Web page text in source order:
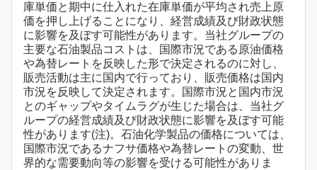
庫単価と期中に仕入れた在庫単価が平均され売上原
価を押し上げることになり、経営成績及び財政状態
に影響を及ぼす可能性があります。当社グループの
主要な石油製品コストは、国際市況である原油価格
や為替レートを反映した形で決定されるのに対し、
販売活動は主に国内で行っており、販売価格は国内
市況を反映して決定されます。国際市況と国内市況
とのギャップやタイムラグが生じた場合は、当社グ
ループの経営成績及び財政状態に影響を及ぼす可能
性があります(注)。石油化学製品の価格については、
国際市況であるナフサ価格や為替レートの変動、世
界的な需要動向等の影響を受ける可能性がありま